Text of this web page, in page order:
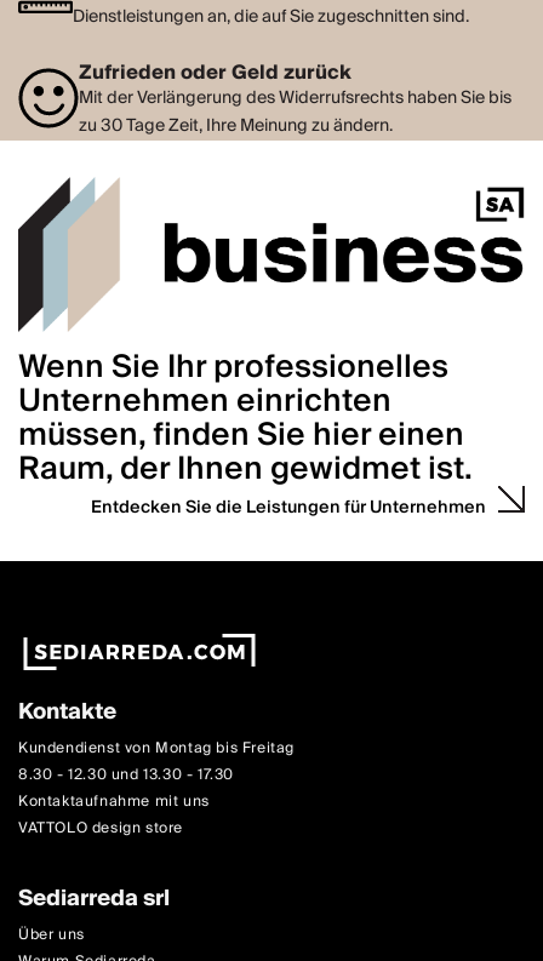
Dienstleistungen an, die auf Sie zugeschnitten sind.
Zufrieden oder Geld zurück
Mit der Verlängerung des Widerrufsrechts haben Sie bis
zu 30 Tage Zeit, Ihre Meinung zu ändern.
Wenn Sie Ihr professionelles
Unternehmen einrichten
müssen, finden Sie hier einen
Raum, der Ihnen gewidmet ist.
Entdecken Sie die Leistungen für Unternehmen
Kontakte
Kundendienst von Montag bis Freitag
8.30 - 12.30 und 13.30 - 17.30
Kontaktaufnahme mit uns
VATTOLO design store
Sediarreda srl
Über uns